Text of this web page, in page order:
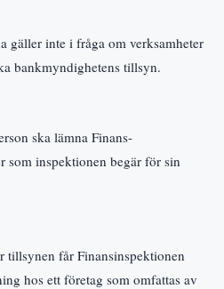
gäller inte i fråga om verksamheter
bankmyndighetens tillsyn.
ska lämna Finans-
som inspektionen begär för sin
tillsynen får Finansinspektionen
hos ett företag som omfattas av